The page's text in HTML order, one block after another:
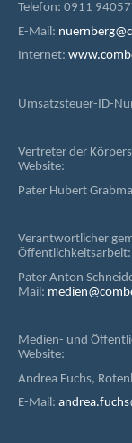
Telefon: 0911
E-Mail:
Internet:
Umsatzsteuer-ID-
Vertreter der
Website:
Pater Hubert
Verantwortlicher
Öffentlichkeitsarbeit:
Pater Anton
Mail:
Medien- und
Website:
Andrea Fuchs,
E-Mail: